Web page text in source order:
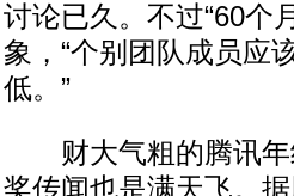
讨论已久。不过“60个
象，“个别团队成员应
低。”
财大气粗的腾讯年
奖传闻也是满天飞。